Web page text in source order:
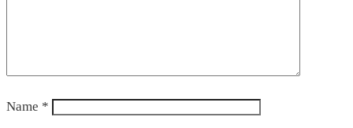
Name *